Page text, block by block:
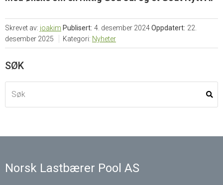
Skrevet av: joakim Publisert: 4. desember 2024Oppdatert: 22.
desember 2025
Kategori: Nyheter
SØK
Norsk Lastbærer Pool AS